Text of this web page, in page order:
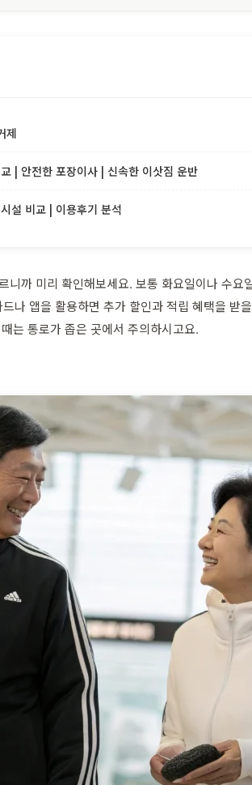
제
| 안전한 포장이사 | 신속한 이삿짐 운반
설 비교 | 이용후기 분석
까 미리 확인해보세요. 보통 화요일이나 수
앱을 활용하면 추가 할인과 적립 혜택을 받
는 통로가 좁은 곳에서 주의하시고요.